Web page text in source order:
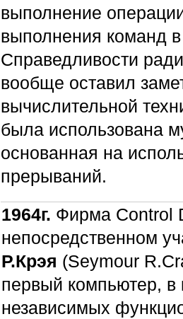
выполнение
выполнения команд
Справедливости
вообще оставил
вычислительной
была использована
основанная на
прерываний.
1964г. Фирма Control
непосредственном
Р.Крэя (Seymour
первый компьютер, в
независимых